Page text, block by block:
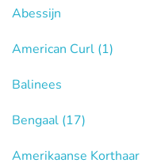
Abessijn
American Curl (1)
Balinees
Bengaal (17)
Amerikaanse Korthaar